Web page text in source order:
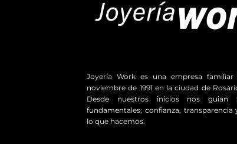
Joyería Work es una empresa familiar
noviembre de 1991 en la ciudad de
Desde nuestros inicios nos guian
fundamentales; confianza, transparencia
lo que hacemos.